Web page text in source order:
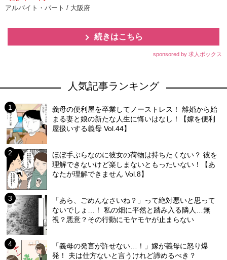
アルバイト・パート / 大阪府
続きはこちら
sponsored by 求人ボックス
人気記事ランキング
義母の便利屋を卒業してノーストレス！ 離婚から始
まる妻と娘の新たな人生に悔いはなし！【嫁を便利
屋扱いする義母 Vol.44】
ほぼ手ぶらなのに彼女の荷物は持ちたくない？ 彼を
理解できないけど楽しまないともったいない！【あ
なたが理解できません Vol.8】
「あら、ごめんなさいね？」って絶対悪いと思って
ないでしょ…！ 私の畑に平然と踏み入る隣人…無
視？悪意？その行動にモヤモヤが止まらない
「義母の発言が許せない…！」嫁が義母に怒り爆
発！ 夫は仕方ないと言うけれど諦めるべき？